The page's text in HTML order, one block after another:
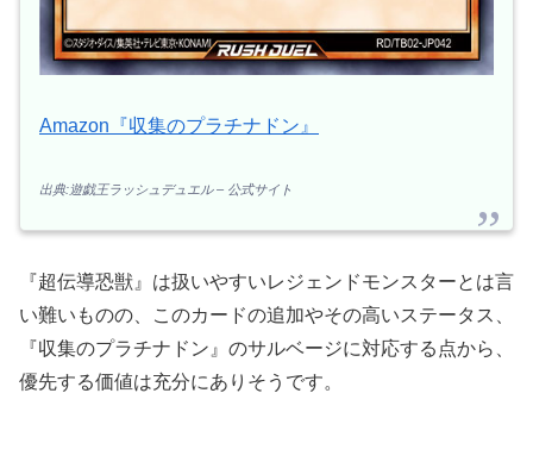
Amazon『収集のプラチナドン』
出典:遊戯王ラッシュデュエル – 公式サイト
『超伝導恐獣』は扱いやすいレジェンドモンスターとは言
い難いものの、このカードの追加やその高いステータス、
『収集のプラチナドン』のサルベージに対応する点から、
優先する価値は充分にありそうです。